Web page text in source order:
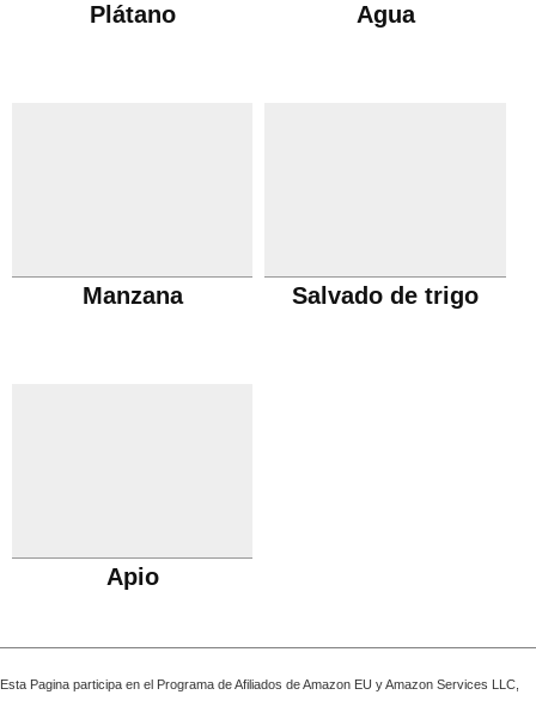
Plátano Agua
Manzana Salvado de trigo
Apio
Esta Pagina participa en el Programa de Afiliados de Amazon EU y Amazon Services LLC,